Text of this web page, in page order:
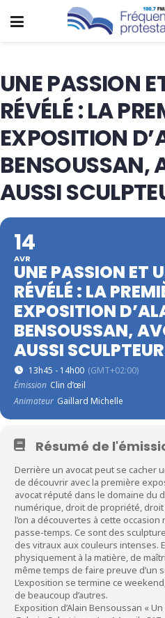
UNE PASSION
RÉVÉLÉ : LA
EXPOSITION
BENSOUSSAN,
AUSSI
14
AVR
UNE PASSION ET
RÉVÉLÉ : LA
EXPOSITION
BENSOUSSAN,
AUSSI SCULPTEUR
13h45 - 14h00 (GMT+02:00)
Émission Clin d’œil
Animateur Gaillard Michelle
Résumé de
Derrière un avocat peut se cacher
de découvrir avec la première
avocat réputé dans le domaine du
numérique, droit de propriété,
l’on a découvertes à cette
passe-temps. Ce sont des
des vitraux aux couleurs intenses.
physiquement à la matière, de
même temps de faire preuve d’un
L’exposition se termine ce
de beaucoup d’autres.
Exposition d’Alain Bensoussan «